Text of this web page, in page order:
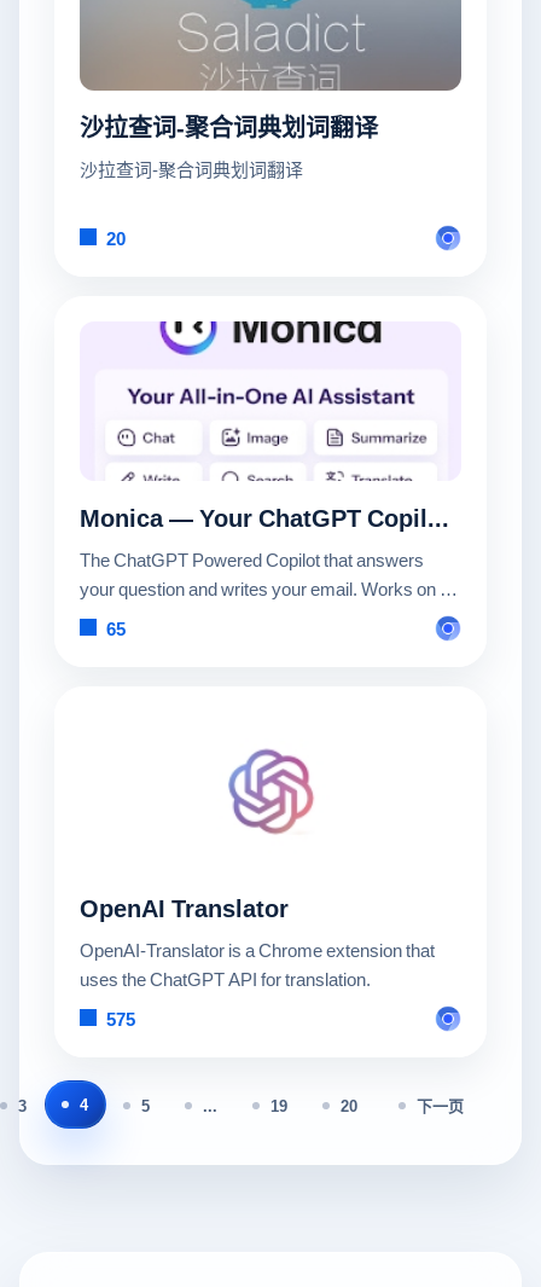
沙拉查词-聚合词典划词翻译
沙拉查词-聚合词典划词翻译
20
Monica — Your ChatGPT Copilot in Chrome
The ChatGPT Powered Copilot that answers
your question and writes your email. Works on all
websites.
65
OpenAI Translator
OpenAI-Translator is a Chrome extension that
uses the ChatGPT API for translation.
575
3 4 5 ... 19 20 下一页